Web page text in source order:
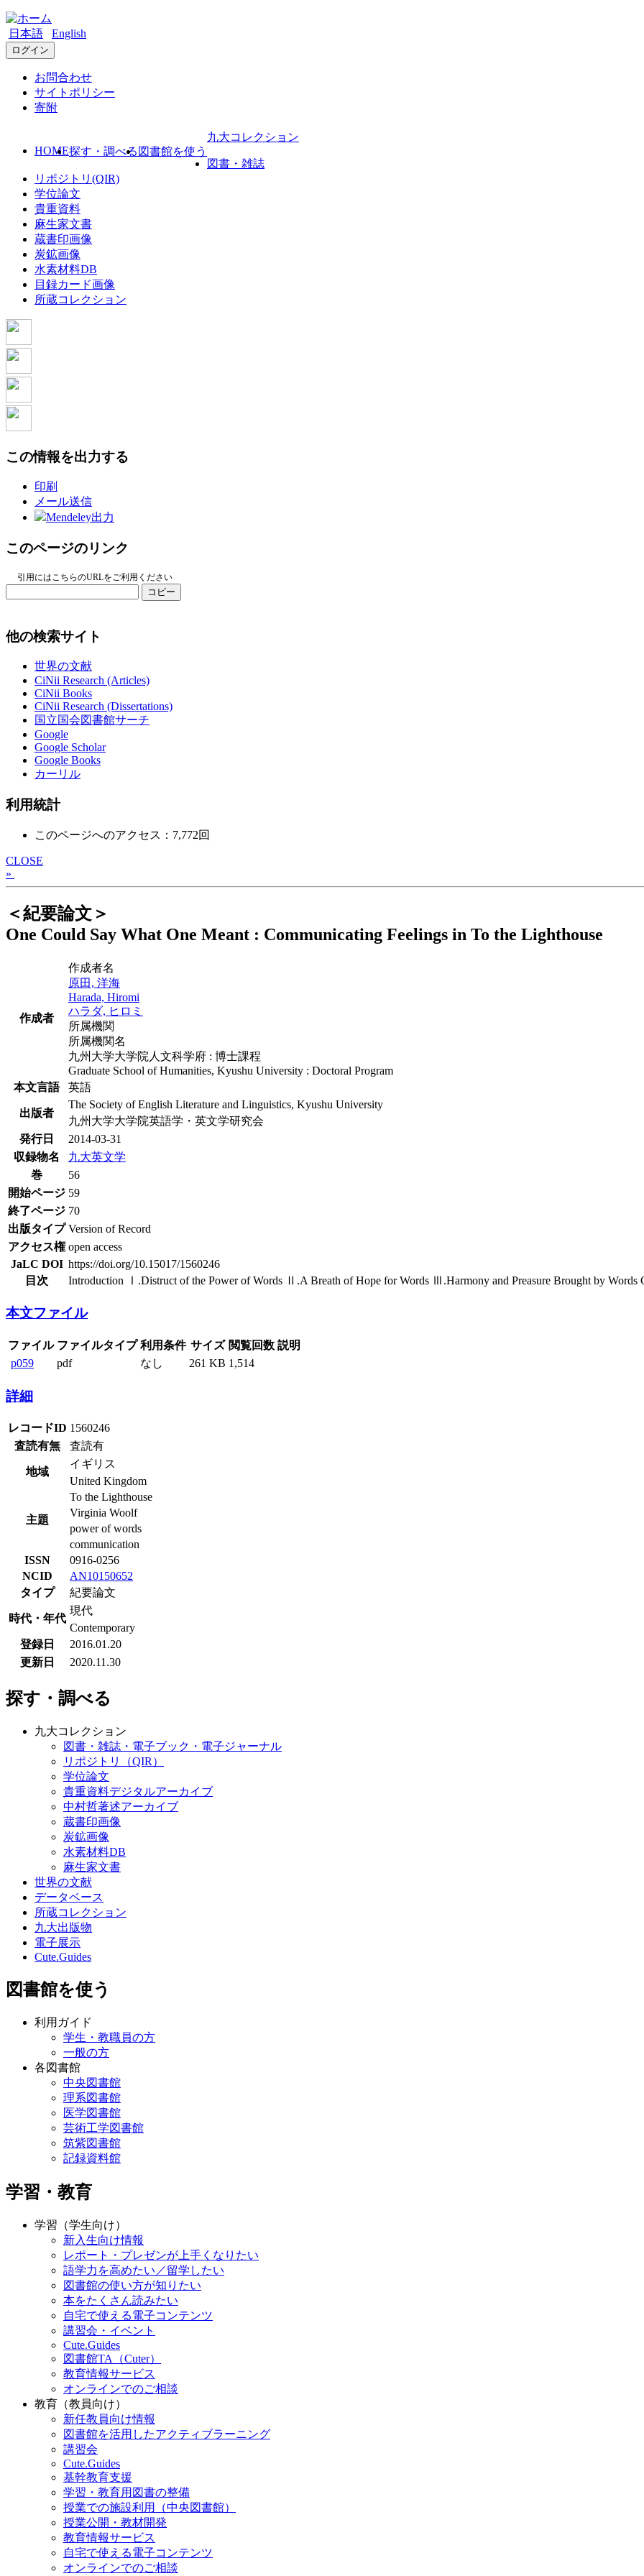
日本語 English
ログイン
お問合わせ
サイトポリシー
寄附
HOME探す・調べる 図書館を使う
九大コレクション
図書・雑誌
リポジトリ(QIR)
学位論文
貴重資料
麻生家文書
蔵書印画像
炭鉱画像
水素材料DB
目録カード画像
所蔵コレクション
この情報を出力する
印刷
メール送信
Mendeley出力
このページのリンク
引用にはこちらのURLをご利用ください
コピー
他の検索サイト
世界の文献
CiNii Research (Articles)
CiNii Books
CiNii Research (Dissertations)
国立国会図書館サーチ
Google
Google Scholar
Google Books
カーリル
利用統計
このページへのアクセス：7,772回
CLOSE
»
＜紀要論文＞
One Could Say What One Meant : Communicating Feelings in To the Lighthouse
作成者
作成者名
原田, 洋海
Harada, Hiromi
ハラダ, ヒロミ
所属機関
所属機関名
九州大学大学院人文科学府 : 博士課程
Graduate School of Humanities, Kyushu University : Doctoral Program
本文言語
英語
出版者
The Society of English Literature and Linguistics, Kyushu University
九州大学大学院英語学・英文学研究会
発行日
2014-03-31
収録物名
九大英文学
巻
56
開始ページ 59
終了ページ 70
出版タイプ Version of Record
アクセス権 open access
JaLC DOI https://doi.org/10.15017/1560246
目次
Introduction Ⅰ.Distruct of the Power of Words Ⅱ.A Breath of Hope for Words Ⅲ.Harmony and Preasure Brought by Words
本文ファイル
ファイル ファイルタイプ 利用条件 サイズ 閲覧回数 説明
p059
pdf なし 261 KB 1,514
詳細
レコードID 1560246
査読有無
査読有
地域
イギリス
United Kingdom
主題
To the Lighthouse
Virginia Woolf
power of words
communication
ISSN
0916-0256
NCID
AN10150652
タイプ
紀要論文
時代・年代
現代
Contemporary
登録日
2016.01.20
更新日
2020.11.30
探す・調べる
九大コレクション
図書・雑誌・電子ブック・電子ジャーナル
リポジトリ（QIR）
学位論文
貴重資料デジタルアーカイブ
中村哲著述アーカイブ
蔵書印画像
炭鉱画像
水素材料DB
麻生家文書
世界の文献
データベース
所蔵コレクション
九大出版物
電子展示
Cute.Guides
図書館を使う
利用ガイド
学生・教職員の方
一般の方
各図書館
中央図書館
理系図書館
医学図書館
芸術工学図書館
筑紫図書館
記録資料館
学習・教育
学習（学生向け）
新入生向け情報
レポート・プレゼンが上手くなりたい
語学力を高めたい／留学したい
図書館の使い方が知りたい
本をたくさん読みたい
自宅で使える電子コンテンツ
講習会・イベント
Cute.Guides
図書館TA（Cuter）
教育情報サービス
オンラインでのご相談
教育（教員向け）
新任教員向け情報
図書館を活用したアクティブラーニング
講習会
Cute.Guides
基幹教育支援
学習・教育用図書の整備
授業での施設利用（中央図書館）
授業公開・教材開発
教育情報サービス
自宅で使える電子コンテンツ
オンラインでのご相談